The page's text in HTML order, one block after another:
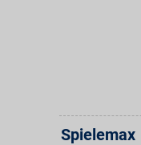
Spielemax